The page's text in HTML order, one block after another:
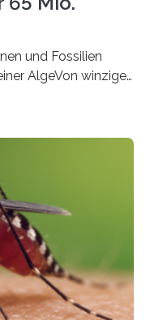
und Fossilien
AlgeVon winzigen
Jahren
Gruppe heraus,
die
Einige Arten
dichte Geflechte
auffällig ist: Die